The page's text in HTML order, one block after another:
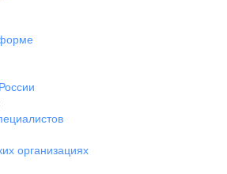
организациях